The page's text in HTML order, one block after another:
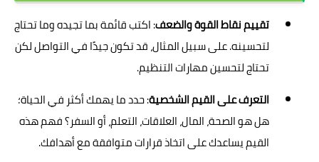
تقييم نقاط القوة والضعف: اكتب قائمة بما تجيده وما تحتاج
لتحسينه. على سبيل المثال، قد تكون جيدًا في التواصل لكن
تحتاج لتحسين مهارات التنظيم.
التعرف على القيم الشخصية: حدد ما يهمك أكثر في الحياة؛
هل هو الصحة، المال، العلاقات، التعلم، أو السفر؟ فهم هذه
القيم يساعدك على اتخاذ قرارات متوافقة مع أهدافك.